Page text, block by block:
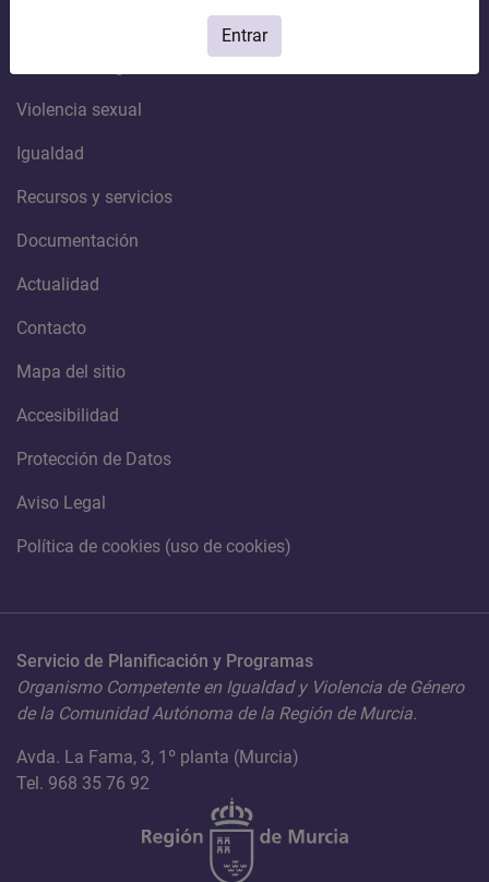
Violencia sexual
Igualdad
Recursos y servicios
Documentación
Actualidad
Contacto
Mapa del sitio
Accesibilidad
Protección de Datos
Aviso Legal
Política de cookies (uso de cookies)
Servicio de Planificación y Programas
Organismo Competente en Igualdad y Violencia de Género
de la Comunidad Autónoma de la Región de Murcia.
Avda. La Fama, 3, 1º planta (Murcia)
Tel. 968 35 76 92
Entrar